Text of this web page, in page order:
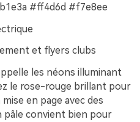
#ff4d6d #f7e8ee
et flyers clubs
les néons illuminant
le rose-rouge brillant pour
en page avec des
pâle convient bien pour